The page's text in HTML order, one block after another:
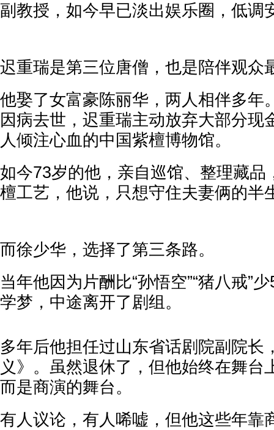
副教授，如今早已淡出娱乐圈，低调
迟重瑞是第三位唐僧，也是陪伴观众
他娶了女富豪陈丽华，两人相伴多年
因病去世，迟重瑞主动放弃大部分现
人倾注心血的中国紫檀博物馆。
如今73岁的他，亲自巡馆、整理藏品
檀工艺，他说，只想守住夫妻俩的半
而徐少华，选择了第三条路。
当年他因为片酬比“孙悟空”“猪八戒”
学梦，中途离开了剧组。
多年后他担任过山东省话剧院副院长
义》。虽然退休了，但他始终在舞
而是商演的舞台。
有人议论，有人唏嘘，但他这些年靠